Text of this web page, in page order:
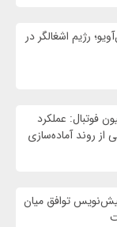
رژیم اشغالگر در
فوتبال: عملکرد
از روند آماده‌سازی
توافق میان